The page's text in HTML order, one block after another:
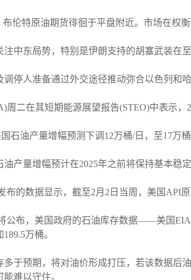
伦特原油期货徘徊于平盘附近。市场在权
注中东局势，特别是伊朗支持的胡塞武装在
调停人准备通过外交途径推动弥合以色列和
周二在其短期能源展望报告(STEO)中表示，
石油产量增幅预测下调12万桶/日，至17万
产量增幅预计在2025年之前将保持基本稳
布的数据显示，截至2月2日当周，美国API
公布，美国政府的石油库存数据——美国
万桶。
多于预期，将对油价形成打压，若该数据后
难以守住。